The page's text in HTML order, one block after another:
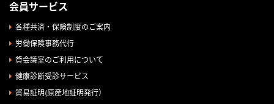
会員サービス
各種共済・保険制度のご案内
労働保険事務代行
貸会議室のご利用について
健康診断受診サービス
貿易証明(原産地証明発行）